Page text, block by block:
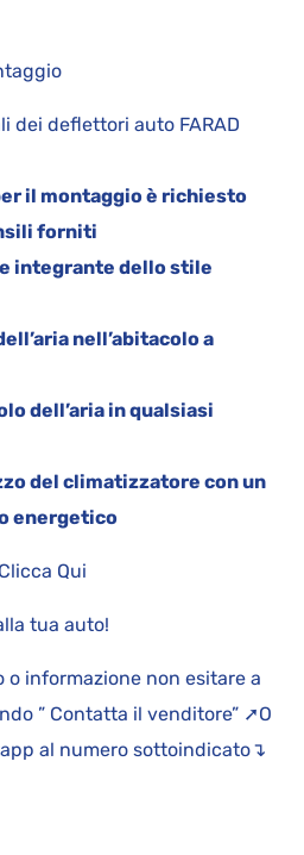
dei deflettori auto FARAD
il montaggio è richiesto
forniti
integrante dello stile
nell’abitacolo a
dell’aria in qualsiasi
del climatizzatore con un
energetico
Qui
tua auto!
informazione non esitare a
” Contatta il venditore” ➚O
al numero sottoindicato↴